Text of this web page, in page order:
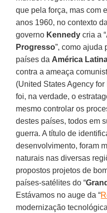
que pela força, mas com
anos 1960, no contexto
governo Kennedy cria a “
Progresso”, como ajuda
países da América
contra a ameaça
(United States Agency
foi, na verdade, o
mesmo controlar os
destes países, todos em
guerra. A título de
desenvolvimento, foram
naturais nas diversas
propostos projetos de
países-satélites do “
Estávamos no auge da “
modernização